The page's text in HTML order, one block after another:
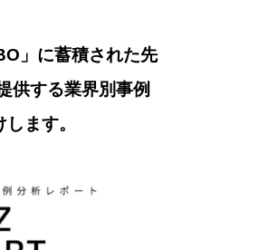
」に蓄積された先
供する業界別事例
ます。